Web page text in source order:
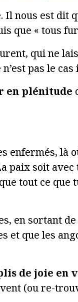
nous est dit
que « tous
qui ne
pas le cas
en plénitude
là
paix soit
tout ce
en sortant
que les
de joie en
(ou re-